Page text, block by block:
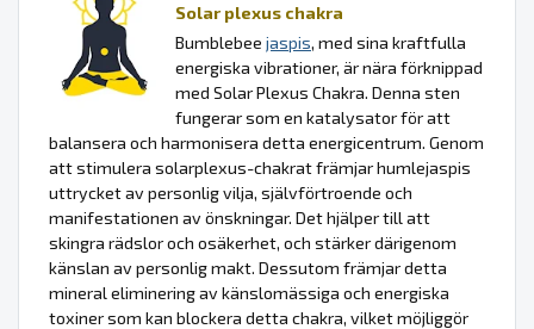
Solar plexus chakra
Bumblebee jaspis, med sina kraftfulla
energiska vibrationer, är nära förknippad
med Solar Plexus Chakra. Denna sten
fungerar som en katalysator för att
balansera och harmonisera detta energicentrum. Genom
att stimulera solarplexus-chakrat främjar humlejaspis
uttrycket av personlig vilja, självförtroende och
manifestationen av önskningar. Det hjälper till att
skingra rädslor och osäkerhet, och stärker därigenom
känslan av personlig makt. Dessutom främjar detta
mineral eliminering av känslomässiga och energiska
toxiner som kan blockera detta chakra, vilket möjliggör